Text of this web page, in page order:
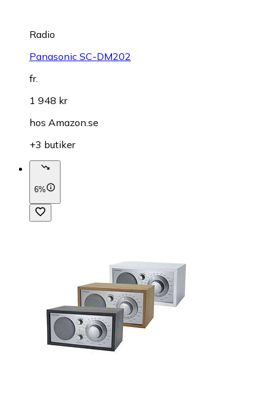
Radio
Panasonic SC-DM202
fr.
1 948 kr
hos Amazon.se
+3 butiker
6%